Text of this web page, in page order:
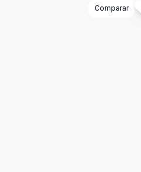
Comparar